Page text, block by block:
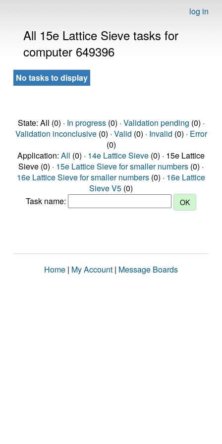
log in
All 15e Lattice Sieve tasks for
computer 649396
No tasks to display
State: All (0) · In progress(0) · Validation pending (0) ·
Validation inconclusive(0) · Valid (0) · Invalid (0) · Error
(0)
Application: All (0) · 14e Lattice Sieve (0) · 15e Lattice
Sieve (0) · 15e Lattice Sieve for smaller numbers (0) ·
16e Lattice Sieve for smaller numbers (0) · 16e Lattice
Sieve V5 (0)
Task name:
Home | My Account | Message Boards